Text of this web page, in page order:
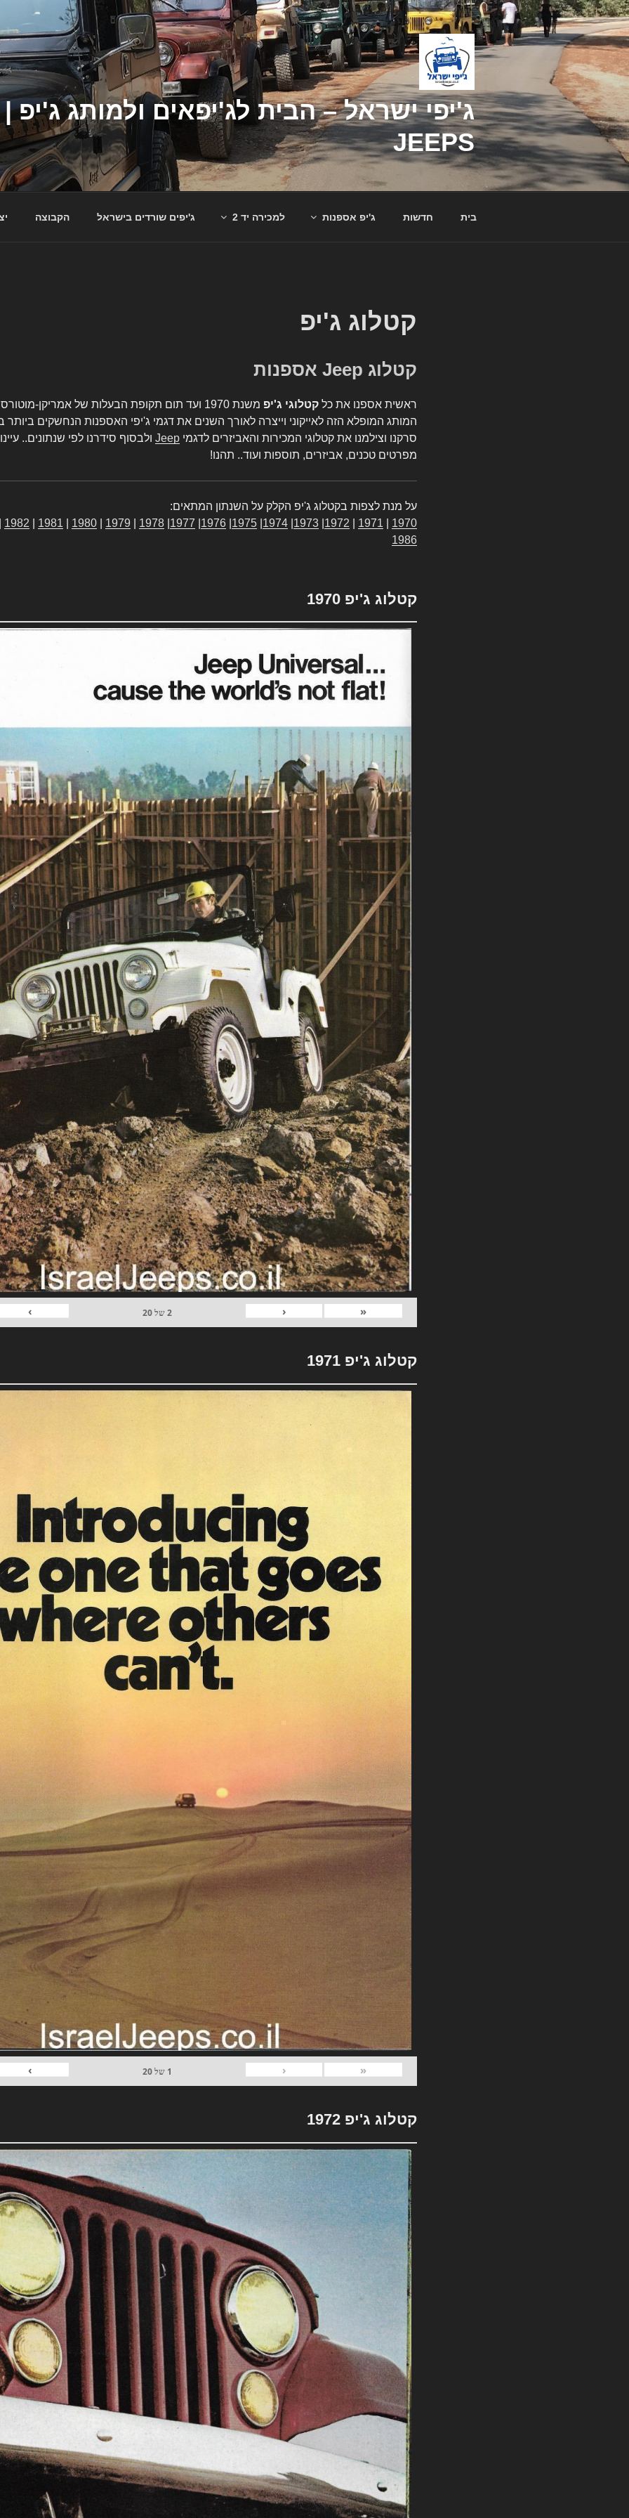
דילוג
לתוכן
JEEPS
בית חדשות ג'יפ אספנות למכירה יד 2 ג'יפים שורדים בישראל הקבוצה
קטלוג ג'יפ
קטלוג Jeep אספנות
ראשית אספנו את כל קטלוגי ג'יפ
משנת 1970 ועד תום תקופת הבעלות של אמריקן-
המותג המופלא הזה לאייקוני וייצרה לאורך השנים את דגמי ג'יפי האספנות הנחשקים
סרקנו וצילמנו את קטלוגי המכירות והאביזרים לדגמי Jeep ולבסוף סידרנו לפי שנתונים..
מפרטים טכנים, אביזרים, תוספות ועוד.. תהנו!
על מנת לצפות בקטלוג ג'יפ הקלק על השנתון המתאים:
1970
1971
1972
1973
1974
1975
1976
1977
1978
1979
1980
1981
1982
1986
קטלוג ג'יפ 1970
«
‹
2של20
›
קטלוג ג'יפ 1971
«
‹
1 של20
›
קטלוג ג'יפ 1972